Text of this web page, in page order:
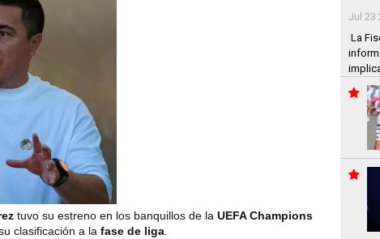
tuvo su estreno en los banquillos de la UEFA Champions
clasificación a la fase de liga.
Jul 23
La